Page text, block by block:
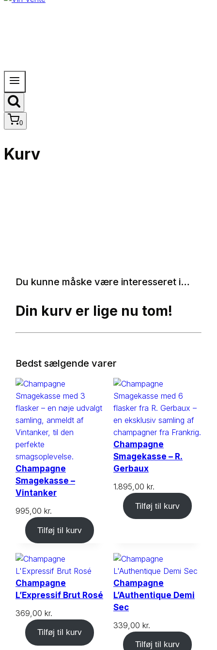
0
Kurv
Du kunne måske være interesseret i…
Din kurv er lige nu tom!
Bedst sælgende varer
Champagne
Smagekasse –
Vintanker
995,00 kr.
Tilføj til kurv
Champagne
Smagekasse – R.
Gerbaux
1.895,00 kr.
Tilføj til kurv
Champagne
L’Expressif Brut Rosé
369,00 kr.
Tilføj til kurv
Champagne
L’Authentique Demi
Sec
339,00 kr.
Tilføj til kurv